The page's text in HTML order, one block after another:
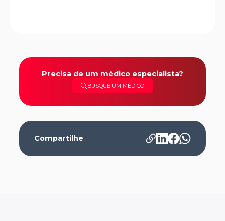
Precisa de um médico especialista?
BUSQUE UM MÉDICO
Compartilhe